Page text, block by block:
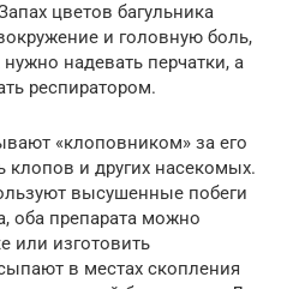
цветов багульника
и головную боль,
надевать перчатки, а
респиратором.
«клоповником» за его
клопов и других насекомых.
высушенные побеги
оба препарата можно
или изготовить
в местах скопления